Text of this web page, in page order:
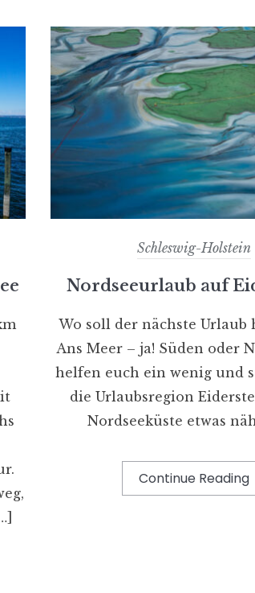
Schleswig-Holstein
Nordseeurlaub auf
Wo soll der nächste Urlaub
Ans Meer – ja! Süden oder
helfen euch ein wenig und
die Urlaubsregion
Nordseeküste etwas
Continue Reading